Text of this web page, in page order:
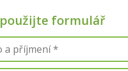
formulář